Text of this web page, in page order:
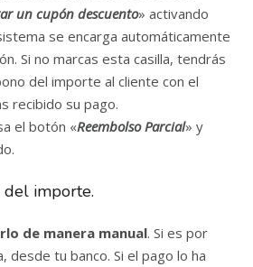
un cupón descuento» activando
se encarga automáticamente
Si no marcas esta casilla, tendrás
del importe al cliente con el
recibido su pago.
el botón «Reembolso Parcial» y
importe.
de manera manual. Si es por
desde tu banco. Si el pago lo ha